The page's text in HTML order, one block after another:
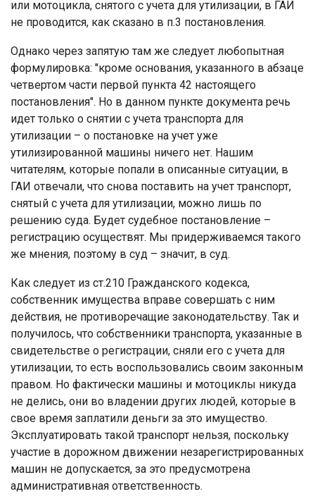
или мотоцикла, снятого с учета для утилизации, в ГАИ
не проводится, как сказано в п.3 постановления.
Однако через запятую там же следует любопытная
формулировка: "кроме основания, указанного в абзаце
четвертом части первой пункта 42 настоящего
постановления". Но в данном пункте документа речь
идет только о снятии с учета транспорта для
утилизации – о постановке на учет уже
утилизированной машины ничего нет. Нашим
читателям, которые попали в описанные ситуации, в
ГАИ отвечали, что снова поставить на учет транспорт,
снятый с учета для утилизации, можно лишь по
решению суда. Будет судебное постановление –
регистрацию осуществят. Мы придерживаемся такого
же мнения, поэтому в суд – значит, в суд.
Как следует из ст.210 Гражданского кодекса,
собственник имущества вправе совершать с ним
действия, не противоречащие законодательству. Так и
получилось, что собственники транспорта, указанные в
свидетельстве о регистрации, сняли его с учета для
утилизации, то есть воспользовались своим законным
правом. Но фактически машины и мотоциклы никуда
не делись, они во владении других людей, которые в
свое время заплатили деньги за это имущество.
Эксплуатировать такой транспорт нельзя, поскольку
участие в дорожном движении незарегистрированных
машин не допускается, за это предусмотрена
административная ответственность.